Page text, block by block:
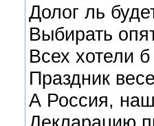
Долог ль
Выбирать
Всех хотели
Праздник
А Россия,